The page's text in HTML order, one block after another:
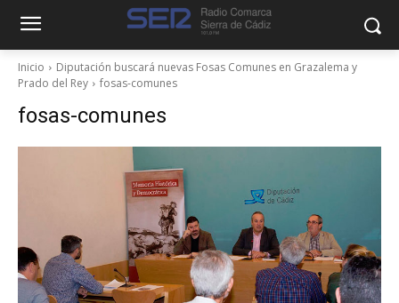
Inicio
Diputación buscará nuevas Fosas Comunes en Grazalema y
Prado del Rey
fosas-comunes
fosas-comunes